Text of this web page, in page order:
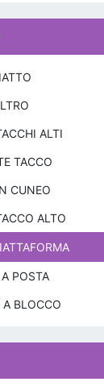
ALTI
TACCO
CUNEO
ALTO
POSTA
A BLOCCO